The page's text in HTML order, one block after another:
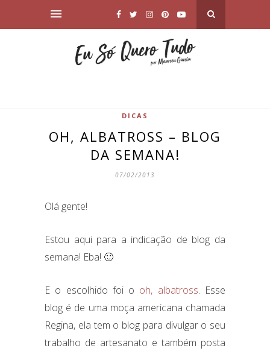
DICAS
OH, ALBATROSS – BLOG
DA SEMANA!
07/02/2013
Olá gente!
Estou aqui para a indicação de blog da
semana! Eba! 🙂
E o escolhido foi o oh, albatross. Esse
blog é de uma moça americana chamada
Regina, ela tem o blog para divulgar o seu
trabalho de artesanato e também posta